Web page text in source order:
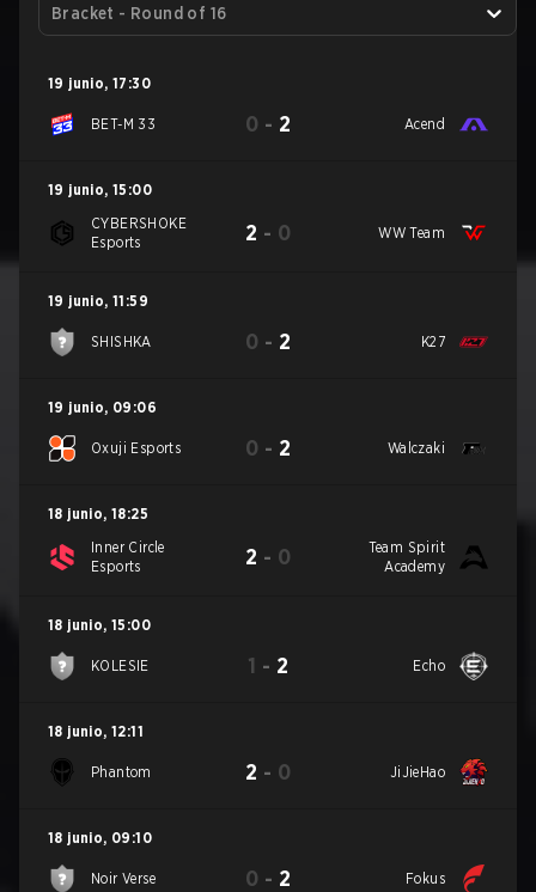
Bracket - Round of 16
19 junio, 17:30
BET-M 33 0 - 2 Acend
19 junio, 15:00
CYBERSHOKE
Esports
2 - 0 WW Team
19 junio, 11:59
SHISHKA 0 - 2 K27
19 junio, 09:06
Oxuji Esports 0 - 2 Walczaki
18 junio, 18:25
Inner Circle
Esports
2 - 0
Team Spirit
Academy
18 junio, 15:00
KOLESIE 1 - 2 Echo
18 junio, 12:11
Phantom 2 - 0 JiJieHao
18 junio, 09:10
Noir Verse 0 - 2 Fokus